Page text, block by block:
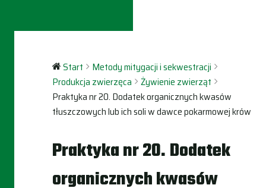
Start
Metody mitygacji i sekwestracji
Produkcja zwierzęca
Żywienie zwierząt
Praktyka nr 20. Dodatek organicznych kwasów
tłuszczowych lub ich soli w dawce pokarmowej krów
Praktyka nr 20. Dodatek
organicznych kwasów